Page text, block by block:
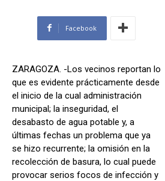
Facebook
ZARAGOZA. -Los vecinos reportan lo
que es evidente prácticamente desde
el inicio de la cual administración
municipal; la inseguridad, el
desabasto de agua potable y, a
últimas fechas un problema que ya
se hizo recurrente; la omisión en la
recolección de basura, lo cual puede
provocar serios focos de infección y